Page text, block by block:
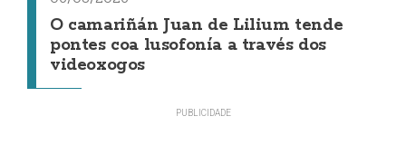
O camariñán Juan de Lilium tende
pontes coa lusofonía a través dos
videoxogos